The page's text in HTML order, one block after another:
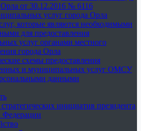
Орла от 30.12.2016 № 6116
услуг города Орла
которые являются необходимыми
для предоставления
услуг органами местного
города Орла
схемы предоставления
и муниципальных услуг ОМСУ
данными
инициатив президента
Федерации